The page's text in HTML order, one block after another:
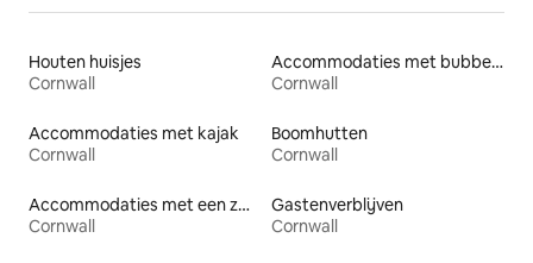
Houten huisjes
Cornwall
Accommodaties met bubbelbad
Cornwall
Accommodaties met kajak
Cornwall
Boomhutten
Cornwall
Accommodaties met een zwembad
Cornwall
Gastenverblijven
Cornwall